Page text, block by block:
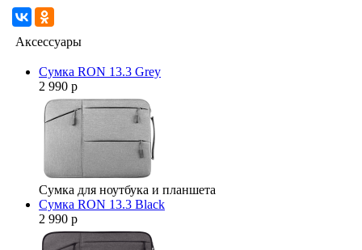
Аксессуары
Сумка RON 13.3 Grey
2 990 р
Сумка для ноутбука и планшета
Сумка RON 13.3 Black
2 990 р